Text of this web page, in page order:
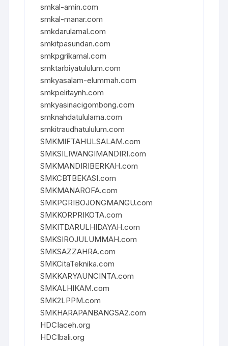
smkal-amin.com
smkal-manar.com
smkdarulamal.com
smkitpasundan.com
smkpgrikamal.com
smktarbiyatululum.com
smkyasalam-elummah.com
smkpelitaynh.com
smkyasinacigombong.com
smknahdatululama.com
smkitraudhatululum.com
SMKMIFTAHULSALAM.com
SMKSILIWANGIMANDIRI.com
SMKMANDIRIBERKAH.com
SMKCBTBEKASI.com
SMKMANAROFA.com
SMKPGRIBOJONGMANGU.com
SMKKORPRIKOTA.com
SMKITDARULHIDAYAH.com
SMKSIROJULUMMAH.com
SMKSAZZAHRA.com
SMKCitaTeknika.com
SMKKARYAUNCINTA.com
SMKALHIKAM.com
SMK2LPPM.com
SMKHARAPANBANGSA2.com
HDCIaceh.org
HDCIbali.org